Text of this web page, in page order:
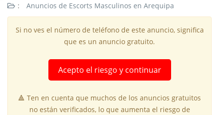
: Anuncios de Escorts Masculinos en Arequipa
Si no ves el número de teléfono de este anuncio, significa
que es un anuncio gratuito.
Acepto el riesgo y continuar
🔺 Ten en cuenta que muchos de los anuncios gratuitos
no están verificados, lo que aumenta el riesgo de